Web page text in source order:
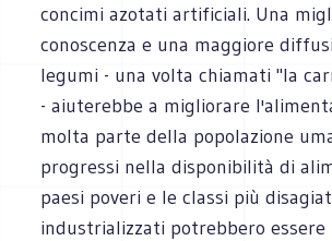
concimi azotati artificiali. Una
conoscenza e una maggiore
legumi - una volta chiamati "la
- aiuterebbe a migliorare
molta parte della popolazione
progressi nella disponibilità di
paesi poveri e le classi più
industrializzati potrebbero essere